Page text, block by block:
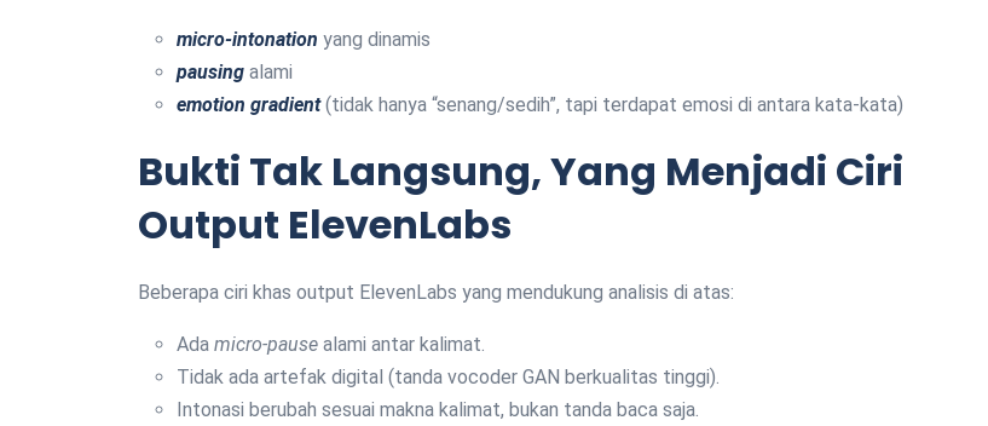
micro-intonation yang dinamis
pausing alami
emotion gradient(tidak hanya “senang/sedih”, tapi terdapat emosi di antara kata-kata)
Bukti Tak Langsung, Yang Menjadi Ciri
Output ElevenLabs
Beberapa ciri khas output ElevenLabs yang mendukung analisis di atas:
Ada micro-pause alami antar kalimat.
Tidak ada artefak digital (tanda vocoder GAN berkualitas tinggi).
Intonasi berubah sesuai makna kalimat, bukan tanda baca saja.